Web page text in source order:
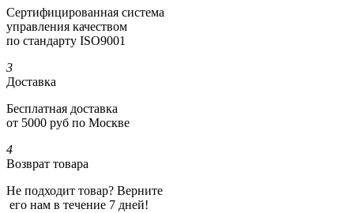
Сертифициро­ванная система
управления качеством
по стандарту ISO9001
3
Доставка
Бесплатная доставка
от 5000 руб по Москве
4
Возврат товара
Не подходит товар? Верните
его нам в течение 7 дней!